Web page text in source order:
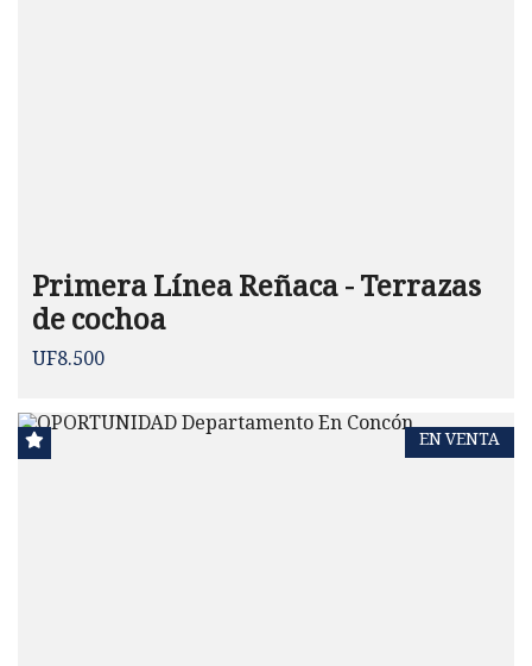
Primera Línea Reñaca - Terrazas
de cochoa
UF8.500
EN VENTA